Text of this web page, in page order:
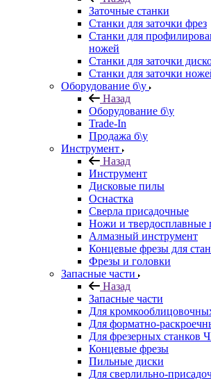
Заточные станки
Станки для заточки фрез
Станки для
ножей
Станки для заточки
Станки для заточки
Оборудование б\у
Назад
Оборудование б\у
Trade-In
Продажа б\у
Инструмент
Назад
Инструмент
Дисковые пилы
Оснастка
Сверла присадочные
Ножи и твердосплавные
Алмазный инструмент
Концевые фрезы для
Фрезы и головки
Запасные части
Назад
Запасные части
Для
Для форматно-
Для фрезерных станков
Концевые фрезы
Пильные диски
Для сверлильно-